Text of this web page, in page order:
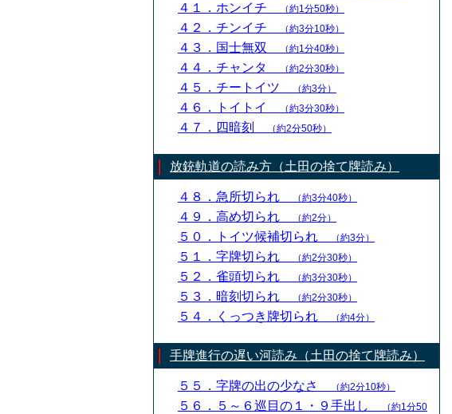
４１．ホンイチ （約1分50秒）
４２．チンイチ （約3分10秒）
４３．国士無双 （約1分40秒）
４４．チャンタ （約2分30秒）
４５．チートイツ （約3分）
４６．トイトイ （約3分30秒）
４７．四暗刻 （約2分50秒）
放銃軌道の読み方（土田の捨て牌読み）
４８．急所切られ （約3分40秒）
４９．高め切られ （約2分）
５０．トイツ候補切られ （約3分）
５１．字牌切られ （約2分30秒）
５２．雀頭切られ （約3分30秒）
５３．暗刻切られ （約2分30秒）
５４．くっつき牌切られ （約4分）
手牌進行の遅い河読み（土田の捨て牌読み）
５５．字牌の出の少なさ （約2分10秒）
５６．５～６巡目の１・９手出し
（約1分50